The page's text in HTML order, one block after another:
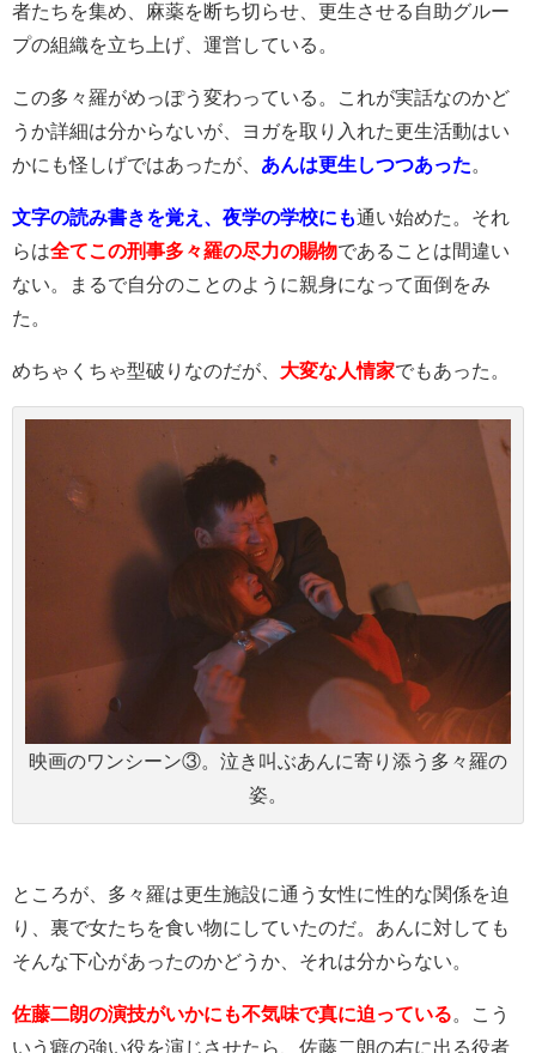
者たちを集め、麻薬を断ち切らせ、更生させる自助グルー
プの組織を立ち上げ、運営している。
この多々羅がめっぽう変わっている。これが実話なのかど
うか詳細は分からないが、ヨガを取り入れた更生活動はい
かにも怪しげではあったが、 あんは更生しつつあった
文字の読み書きを覚え、夜学の学校にも通い始めた。それ
らは全てこの刑事多々羅の尽力の賜物であることは間違い
ない。まるで自分のことのように親身になって面倒をみ
た。
めちゃくちゃ型破りなのだが、 大変な人情家でもあった。
映画のワンシーン③。泣き叫ぶあんに寄り添う多々羅の
姿。
ところが、多々羅は更生施設に通う女性に性的な関係を迫
り、裏で女たちを食い物にしていたのだ。あんに対しても
そんな下心があったのかどうか、それは分からない。
佐藤二朗の演技がいかにも不気味で真に迫っている 。こう
いう癖の強い役を演じさせたら、佐藤二朗の右に出る役者